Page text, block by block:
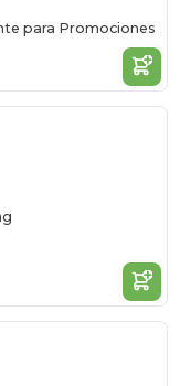
para Promociones